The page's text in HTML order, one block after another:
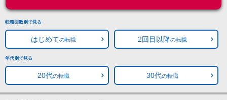
転職回数別で見る
はじめての転職 2回目以降の転職
年代別で見る
20代の転職 30代の転職